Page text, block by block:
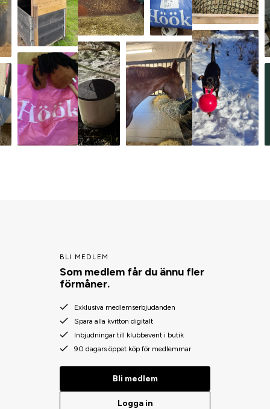
BLI MEDLEM
Som medlem får du ännu fler
förmåner.
Exklusiva medlemserbjudanden
Spara alla kvitton digitalt
Inbjudningar till klubbevent i butik
90 dagars öppet köp för medlemmar
Bli medlem
Logga in